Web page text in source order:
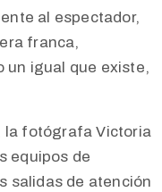
al espectador,
franca,
un igual que existe,
la fotógrafa Victoria
equipos de
salidas de atención